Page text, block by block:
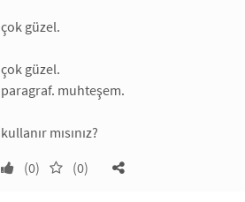
çok güzel.
çok güzel.
paragraf. muhteşem.
kullanır mısınız?
(0)
(0)